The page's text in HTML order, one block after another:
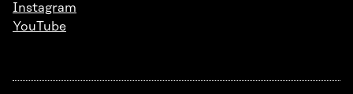
Instagram
YouTube